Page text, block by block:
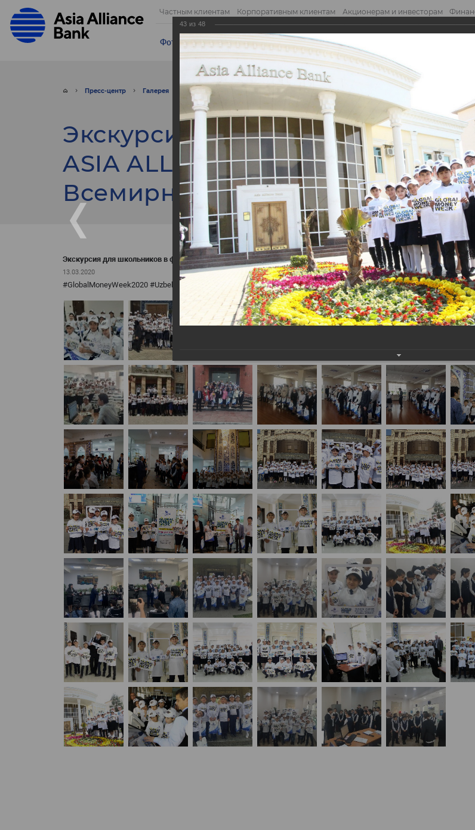
Частным клиентам Корпоративным клиентам Акционерам и инвесторам
Фотогалерея Видео Отправить обращение
Пресс-центр Галерея Фото Экскурсия для школьников в филиалах ASIA ALLIANCE ...
Экскурсия для школьников в
ASIA ALLIANCE BANK в
Всемирной Недели Денег
Экскурсия для школьников в филиалах ASIA ALLIANCE BANK в преддверии Всемирной Недели Денег (GMW)
13.03.2020
#GlobalMoneyWeek2020 #UzbekistanGMW2020 #GMW2020 #financialliteracy
43 из 48